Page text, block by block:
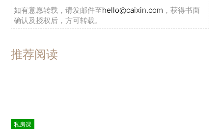
如有意愿转载，请发邮件至hello@caixin.com ，获得书面
确认及授权后，方可转载。
推荐阅读
私房课